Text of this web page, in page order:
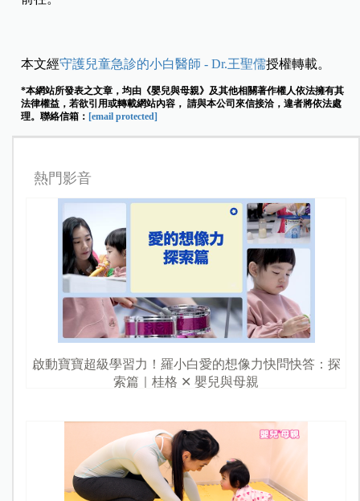
本文經守護兒童急診的小白醫師 - Dr.王聖儒授權轉載。
*本網站所發表之文章，均由《嬰兒與母親》及其他相關著作權人依法擁有其
法律權益，若欲引用或轉載網站內容， 請與本公司來信接洽，違者將依法處
理。聯絡信箱： [email protected]
熱門影音
啟動寶寶超級學習力！羅小白愛的想像力快問快答：探
索篇｜桂格 ✕ 嬰兒與母親